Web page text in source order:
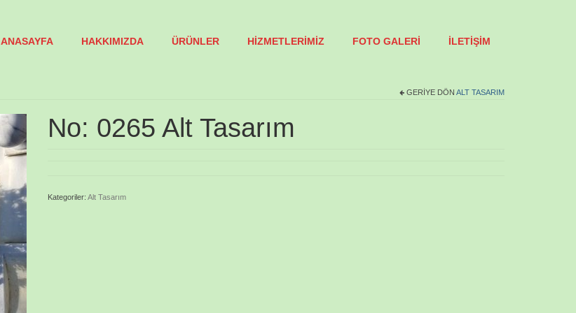
ANASAYFA HAKKIMIZDA ÜRÜNLER HİZMETLERİMİZ FOTO GALERİ İLETİŞİM
GERIYE DÖN ALT TASARIM
No: 0265 Alt Tasarım
Kategoriler: Alt Tasarım